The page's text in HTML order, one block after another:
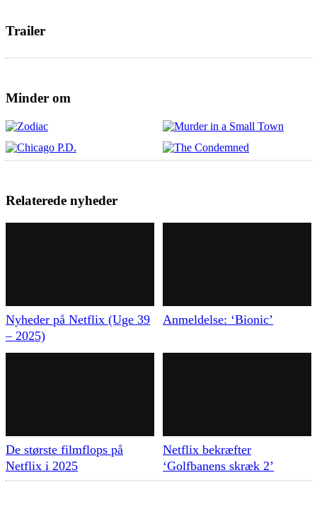
Trailer
Minder om
Relaterede nyheder
Nyheder på Netflix (Uge 39
– 2025)
Anmeldelse: ‘Bionic’
De største filmflops på
Netflix i 2025
Netflix bekræfter
‘Golfbanens skræk 2’